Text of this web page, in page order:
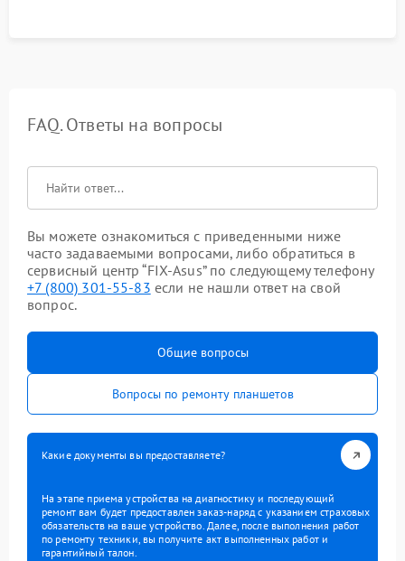
FAQ. Ответы на вопросы
Вы можете ознакомиться с приведенными ниже
часто задаваемыми вопросами, либо обратиться в
сервисный центр “FIX-Asus” по следующему телефону
+7 (800) 301-55-83 если не нашли ответ на свой
вопрос.
Общие вопросы
Вопросы по ремонту планшетов
Какие документы вы предоставляете?
На этапе приема устройства на диагностику и последующий
ремонт вам будет предоставлен заказ-наряд с указанием страховых
обязательств на ваше устройство. Далее, после выполнения работ
по ремонту техники, вы получите акт выполненных работ и
гарантийный талон.